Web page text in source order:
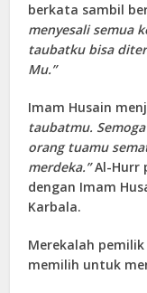
berkata sambil
menyesali semua
taubatku bisa
Mu.”
Imam Husain
taubatmu.
orang tuamu
merdeka.”Al-Hurr
dengan Imam
Karbala.
Merekalah
memilih untuk